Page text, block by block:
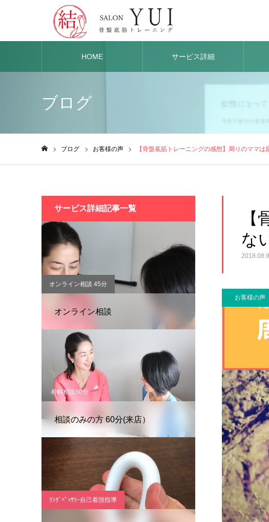
HOME サービス詳細
ブログ
ブログ お客様の声 【骨盤底筋トレーニングの感想】周りのママは
な
2018.08.9
お客様の声
サービス詳細記事一覧
オンライン相談 45分
オンライン相談
有料相談60分
相談のみの方 60分(来店）
ﾘﾝｸﾞﾍﾟｯｻﾘｰ自己着脱指導